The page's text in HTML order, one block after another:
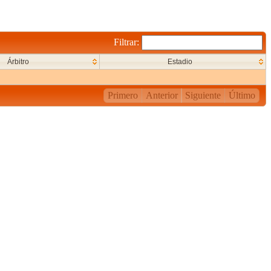
Filtrar:
Árbitro Estadio
Primero Anterior Siguiente Último